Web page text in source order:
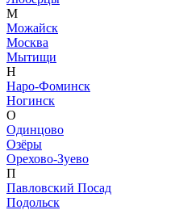
М
Можайск
Москва
Мытищи
Н
Наро-Фоминск
Ногинск
О
Одинцово
Озёры
Орехово-Зуево
П
Павловский Посад
Подольск